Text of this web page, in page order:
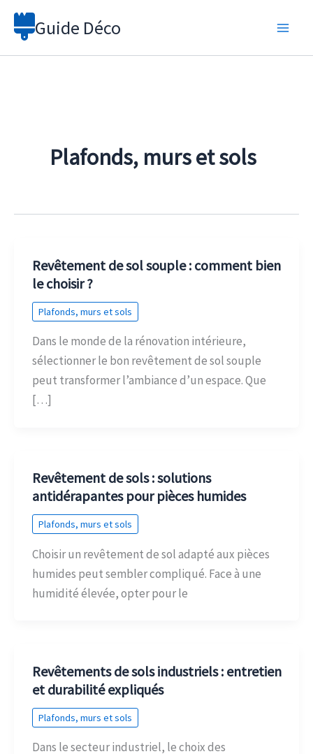
Aller
Guide Déco
Plafonds, murs et sols
Revêtement de sol souple : comment bien
le choisir ?
Plafonds, murs et sols
Dans le monde de la rénovation intérieure,
sélectionner le bon revêtement de sol souple
peut transformer l’ambiance d’un espace. Que
[…]
Revêtement de sols : solutions
antidérapantes pour pièces humides
Plafonds, murs et sols
Choisir un revêtement de sol adapté aux pièces
humides peut sembler compliqué. Face à une
humidité élevée, opter pour le
Revêtements de sols industriels : entretien
et durabilité expliqués
Plafonds, murs et sols
Dans le secteur industriel, le choix des